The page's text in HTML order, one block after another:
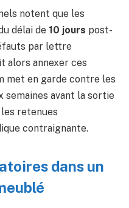
notent que les
délai de 10 jours post-
par lettre
alors annexer ces
met en garde contre les
avant la sortie
retenues
contraignante.
dans un